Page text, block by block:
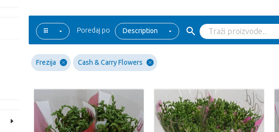
Poredaj po Description
Frezija Cash & Carry Flowers